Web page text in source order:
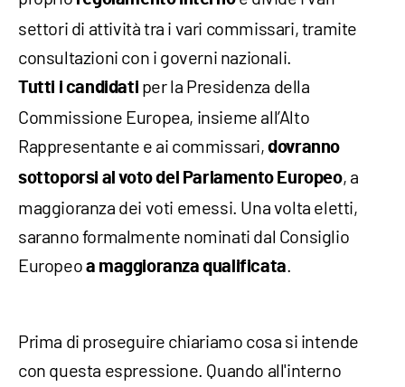
settori di attività tra i vari commissari, tramite
consultazioni con i governi nazionali.
Tutti i candidati per la Presidenza della
Commissione Europea, insieme all’Alto
Rappresentante e ai commissari,dovranno
sottoporsi al voto del Parlamento Europeo, a
maggioranza dei voti emessi. Una volta eletti,
saranno formalmente nominati dal Consiglio
Europeo a maggioranza qualificata.
Prima di proseguire chiariamo cosa si intende
con questa espressione. Quando all'interno